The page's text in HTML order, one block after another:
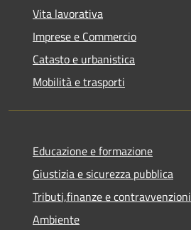
Vita lavorativa
Imprese e Commercio
Catasto e urbanistica
Mobilità e trasporti
Educazione e formazione
Giustizia e sicurezza pubblica
Tributi,finanze e contravvenzioni
Ambiente